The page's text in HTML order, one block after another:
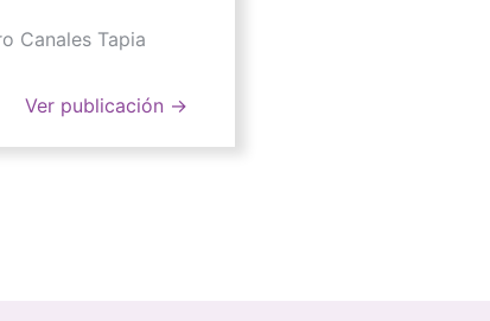
Canales Tapia
Ver publicación →